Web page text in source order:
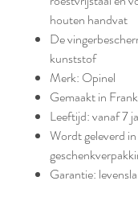
houten handvat
De
kunststof
Merk: Opinel
Gemaakt in
Leeftijd: vanaf 7
Wordt geleverd
Garantie: